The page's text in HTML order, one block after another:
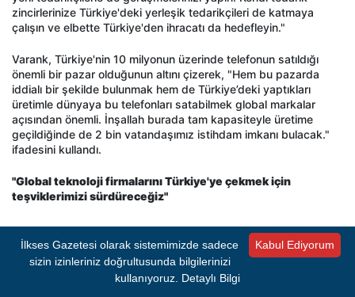
zincirlerinize Türkiye'deki yerleşik tedarikçileri de katmaya
çalışın ve elbette Türkiye'den ihracatı da hedefleyin."
Varank, Türkiye'nin 10 milyonun üzerinde telefonun satıldığı
önemli bir pazar olduğunun altını çizerek, "Hem bu pazarda
iddialı bir şekilde bulunmak hem de Türkiye’deki yaptıkları
üretimle dünyaya bu telefonları satabilmek global markalar
açısından önemli. İnşallah burada tam kapasiteyle üretime
geçildiğinde de 2 bin vatandaşımız istihdam imkanı bulacak."
ifadesini kullandı.
"Global teknoloji firmalarını Türkiye'ye çekmek için
teşviklerimizi sürdüreceğiz"
- REKLAM - Kabul Ediyorum
İlkses Gazetesi olarak sistemimizde sadece
sizin izinleriniz doğrultusunda bilgilerinizi
kullanıyoruz. Detaylı Bilgi